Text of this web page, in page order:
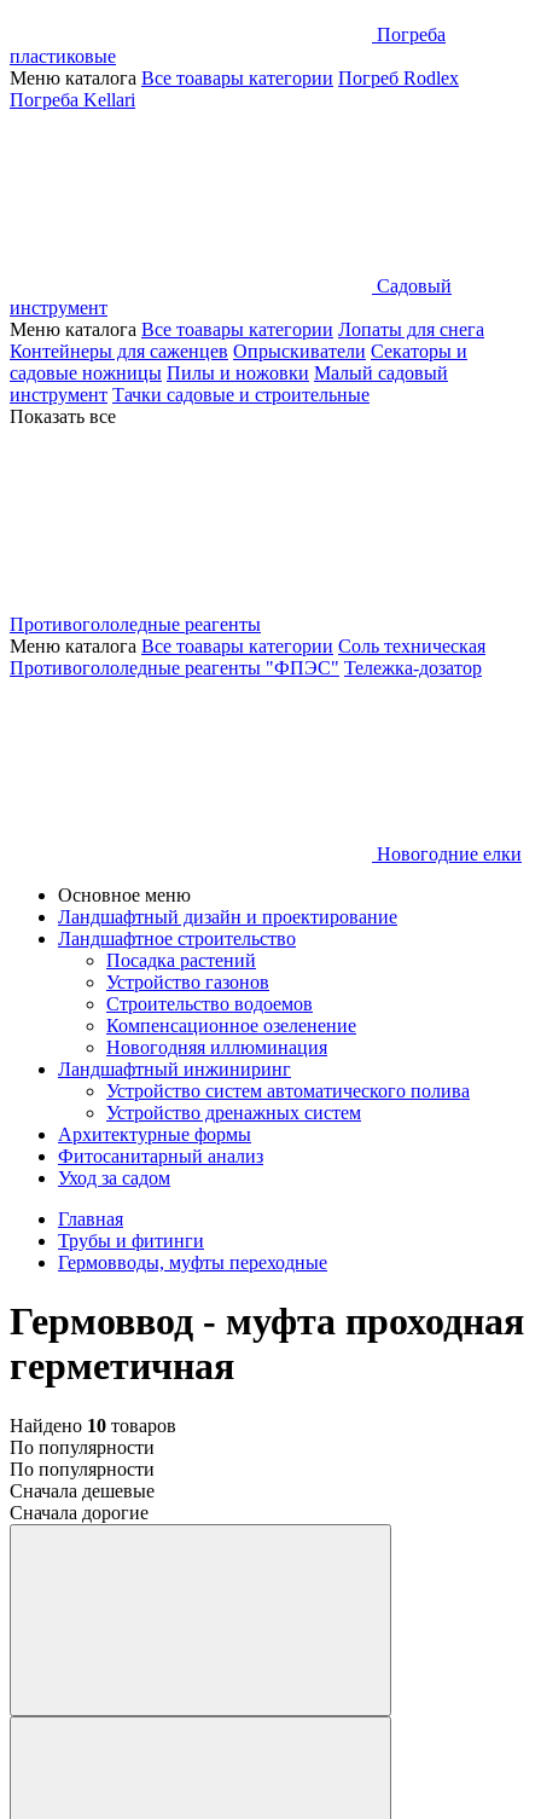
Погреба
пластиковые
Меню каталога Все тоавары категории Погреб Rodlex
Погреба Kellari
Садовый
инструмент
Меню каталога Все тоавары категории Лопаты для снега
Контейнеры для саженцев Опрыскиватели Секаторы и
садовые ножницы Пилы и ножовки Малый садовый
инструмент Тачки садовые и строительные
Показать все
Противогололедные реагенты
Меню каталога Все тоавары категории Соль техническая
Противогололедные реагенты "ФПЭС" Тележка-дозатор
Новогодние елки
Основное меню
Ландшафтный дизайн и проектирование
Ландшафтное строительство
Посадка растений
Устройство газонов
Строительство водоемов
Компенсационное озеленение
Новогодняя иллюминация
Ландшафтный инжиниринг
Устройство систем автоматического полива
Устройство дренажных систем
Aрхитектурные формы
Фитосанитарный анализ
Уход за садом
Главная
Трубы и фитинги
Гермовводы, муфты переходные
Гермоввод - муфта проходная
герметичная
Найдено 10 товаров
По популярности
По популярности
Сначала дешевые
Сначала дорогие